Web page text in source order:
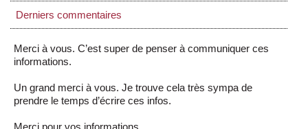
Derniers commentaires
Merci à vous. C’est super de penser à communiquer ces
informations.
Un grand merci à vous. Je trouve cela très sympa de
prendre le temps d’écrire ces infos.